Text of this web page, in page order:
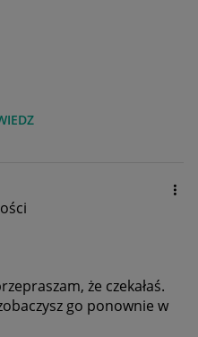
że czekałaś.
go ponownie w